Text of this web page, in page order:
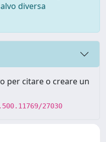
diversa
per citare o creare un
27030